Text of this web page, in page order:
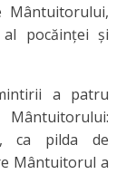
pocăinţei şi
a patru
ca pilda de
Mântuitorul a